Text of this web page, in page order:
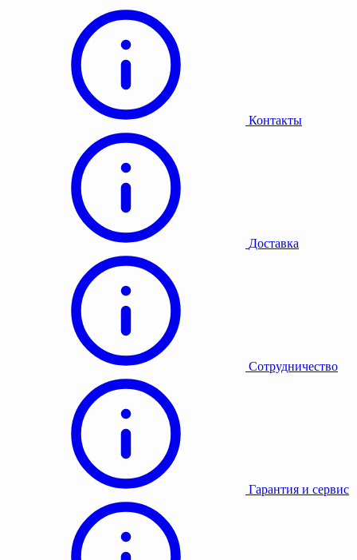
Контакты
Доставка
Сотрудничество
Гарантия и сервис